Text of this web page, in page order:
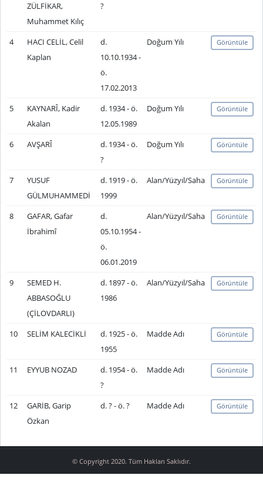
ZÜLFİKAR,
Muhammet Kılıç
?
4
HACI CELİL, Celil
Kaplan
d.
10.10.1934 -
ö.
17.02.2013
Doğum Yılı Görüntüle
5
KAYNARÎ, Kadir
Akalan
d. 1934 - ö.
12.05.1989
Doğum Yılı Görüntüle
6 AVŞARÎ
d. 1934 - ö.
?
Doğum Yılı Görüntüle
7
YUSUF
GÜLMUHAMMEDİ
d. 1919 - ö.
1999
Alan/Yüzyıl/Saha Görüntüle
8
GAFAR, Gafar
İbrahimî
d.
05.10.1954 -
ö.
06.01.2019
Alan/Yüzyıl/Saha Görüntüle
9
SEMED H.
ABBASOĞLU
(ÇİLOVDARLI)
d. 1897 - ö.
1986
Alan/Yüzyıl/Saha Görüntüle
10 SELİM KALECİKLİ
d. 1925 - ö.
1955
Madde Adı Görüntüle
11 EYYUB NOZAD
d. 1954 - ö.
?
Madde Adı Görüntüle
12
GARİB, Garip
Özkan
d. ? - ö. ? Madde Adı Görüntüle
© Copyright 2020. Tüm Hakları Saklıdır.